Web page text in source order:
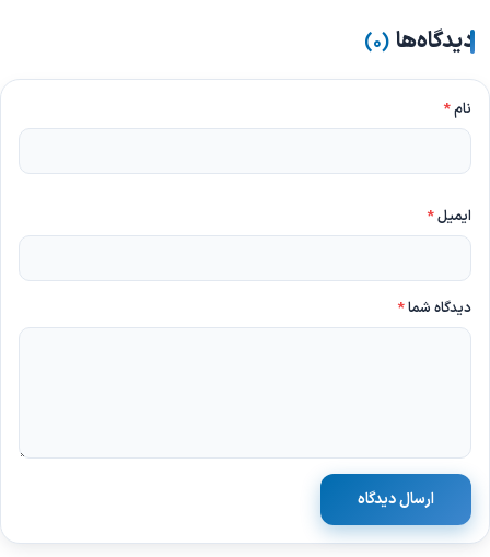
دیدگاه‌ها (۰)
نام*
ایمیل*
دیدگاه شما*
ارسال دیدگاه